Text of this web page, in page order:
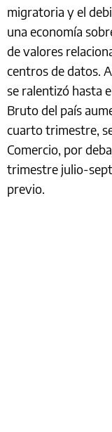
migratoria y el
una economía
de valores
centros de datos.
se ralentizó hasta
Bruto del país
cuarto trimestre,
Comercio, por
trimestre julio-
previo.